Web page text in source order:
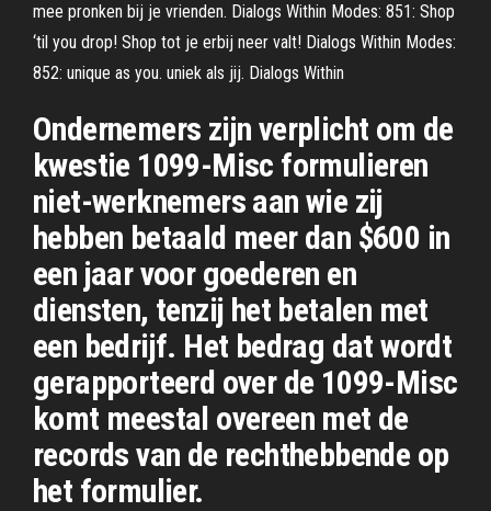
mee pronken bij je vrienden. Dialogs Within Modes: 851: Shop
‘til you drop! Shop tot je erbij neer valt! Dialogs Within Modes:
852: unique as you. uniek als jij. Dialogs Within
Ondernemers zijn verplicht om de
kwestie 1099-Misc formulieren
niet-werknemers aan wie zij
hebben betaald meer dan $600 in
een jaar voor goederen en
diensten, tenzij het betalen met
een bedrijf. Het bedrag dat wordt
gerapporteerd over de 1099-Misc
komt meestal overeen met de
records van de rechthebbende op
het formulier.